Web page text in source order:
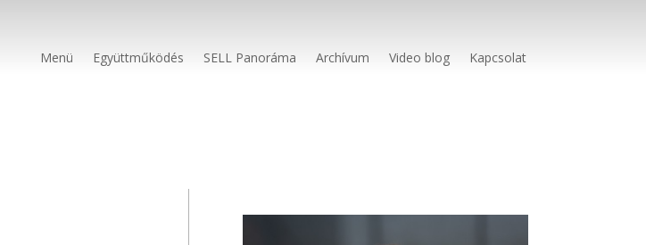
Menü Együttműködés SELL Panoráma Archívum Video blog Kapcsolat